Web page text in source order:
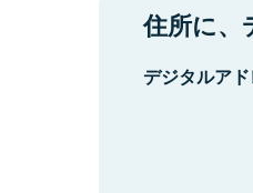
住所に、
デジタルア